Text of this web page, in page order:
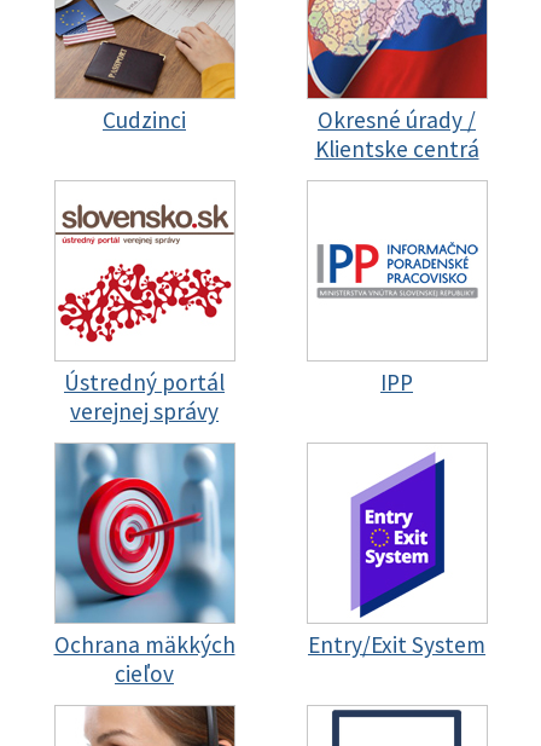
Cudzinci
Okresné úrady /
Klientske centrá
Ústredný portál
verejnej správy
IPP
Ochrana mäkkých
cieľov
Entry/Exit System